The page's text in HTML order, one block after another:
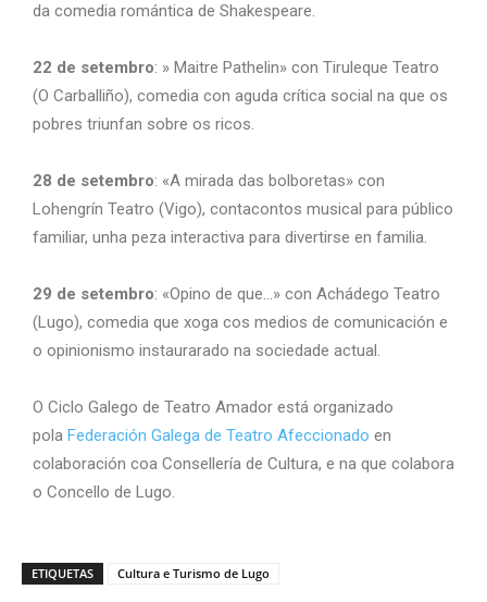
da comedia romántica de Shakespeare.
22 de setembro: » Maitre Pathelin» con Tiruleque Teatro
(O Carballiño), comedia con aguda crítica social na que os
pobres triunfan sobre os ricos.
28 de setembro: «A mirada das bolboretas» con
Lohengrín Teatro (Vigo), contacontos musical para público
familiar, unha peza interactiva para divertirse en familia.
29 de setembro: «Opino de que…» con Achádego Teatro
(Lugo), comedia que xoga cos medios de comunicación e
o opinionismo instaurarado na sociedade actual.
O Ciclo Galego de Teatro Amador está organizado
pola Federación Galega de Teatro Afeccionado en
colaboración coa Consellería de Cultura, e na que colabora
o Concello de Lugo.
ETIQUETAS Cultura e Turismo de Lugo